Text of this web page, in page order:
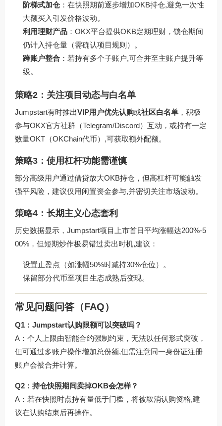
阶梯式加仓 ：在快照期前逐步增加OKB持仓,避免一次性
大额买入引发价格波动。
利用理财产品 ：OKX平台提供OKB定期理财，锁仓期间
仍计入持仓量（需确认项目规则）。
跨账户整合 ：若持有多个子账户,可合并至主账户提升等
级。
策略2：关注项目动态与白名单
Jumpstart有时推出VIP用户优先认购或社区白名单 ，积极
参与OKX官方社群（Telegram/Discord）互动，或持有一定
数量OKT（OKChain代币）,可获取额外配额。
策略3：使用杠杆功能需谨慎
部分高级用户通过借贷放大OKB持仓，但高杠杆可能触发
强平风险，建议仅用闲置资金参与,并密切关注市场波动。
策略4：长期主义心态套利
历史数据显示，Jumpstart项目上市首日平均涨幅达200%-5
00%，但短期炒作极易错过卖出时机,建议：
设置止盈点（如涨幅50%时减持30%仓位）。
保留部分代币至项目生态成熟后变现。
常见问题问答（FAQ）
Q1：Jumpstart认购限额可以突破吗？
A：个人上限由智能合约强制约束，无法以任何形式突破，
但可通过多账户操作增加总份额,但需注意同一身份证注册
账户会被合并计算。
Q2：持仓快照期间卖掉OKB会怎样？
A：若在快照时点持有量低于门槛，将被取消认购资格,建
议在认购结束后再操作。